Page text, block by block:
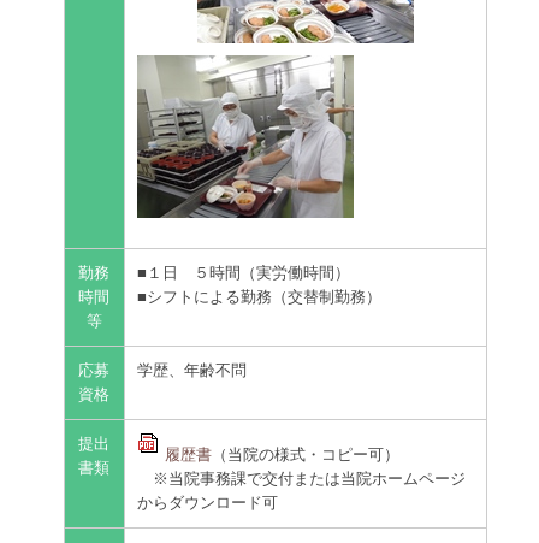
勤務
時間
等
■１日 ５時間（実労働時間）
■シフトによる勤務（交替制勤務）
応募
資格
学歴、年齢不問
提出
書類
履歴書（当院の様式・コピー可）
※当院事務課で交付または当院ホームページ
からダウンロード可